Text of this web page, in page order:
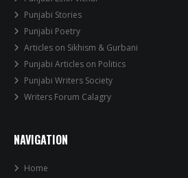
Punjabi Stories
Punjabi Poetry
Articles on Sikhism & Gurbani
Punjabi Articles on Politics
Punjabi Writers Society
Writers Forum Calagry
NAVIGATION
Home